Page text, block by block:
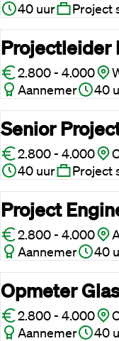
40 uur
Project
Projectleider
2.800 - 4.000
Aannemer
40
Senior
2.800 - 4.000
40 uur
Project
Project
2.800 - 4.000
Aannemer
40
Opmeter
2.800 - 4.000
Aannemer
40